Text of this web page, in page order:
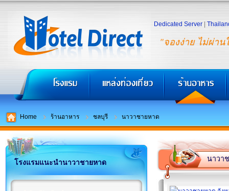
"จองง่าย ไม่ผ่าน
Dedicated Server
Home ร้านอาหาร ชลบุรี นาวาชายหาด
โรงแรมแนะนำนาวาชายหาด นาวา